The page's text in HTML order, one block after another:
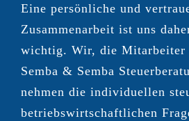
Eine persönliche und
Zusammenarbeit ist uns
wichtig. Wir, die Mitarbeiter
Semba & Semba
nehmen die individuellen
betriebswirtschaftlichen